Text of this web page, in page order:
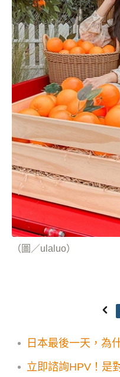
（圖／ulaluo）
日本最後一天，為
前趕快存手機，結
立即諮詢HPV！是